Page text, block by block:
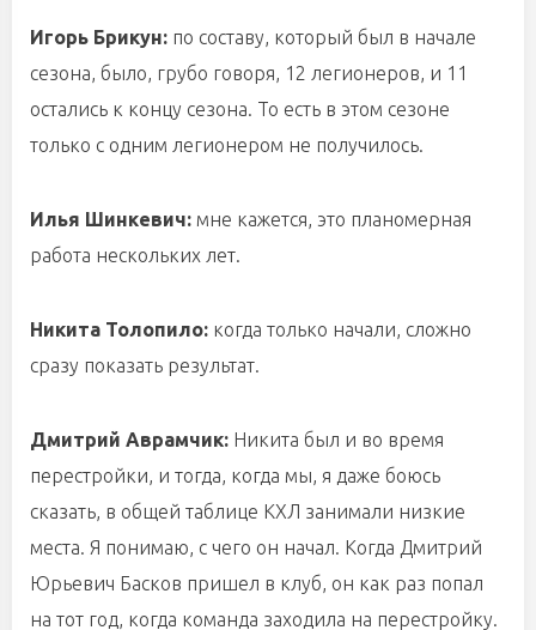
Игорь Брикун: по составу, который был в начале
сезона, было, грубо говоря, 12 легионеров, и 11
остались к концу сезона. То есть в этом сезоне
только с одним легионером не получилось.
Илья Шинкевич: мне кажется, это планомерная
работа нескольких лет.
Никита Толопило: когда только начали, сложно
сразу показать результат.
Дмитрий Аврамчик: Никита был и во время
перестройки, и тогда, когда мы, я даже боюсь
сказать, в общей таблице КХЛ занимали низкие
места. Я понимаю, с чего он начал. Когда Дмитрий
Юрьевич Басков пришел в клуб, он как раз попал
на тот год, когда команда заходила на перестройку.